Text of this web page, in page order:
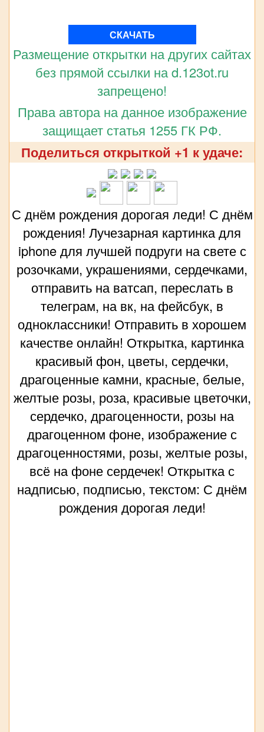
СКАЧАТЬ
Размещение открытки на других сайтах
без прямой ссылки на d.123ot.ru
запрещено!
Права автора на данное изображение
защищает статья 1255 ГК РФ.
Поделиться открыткой +1 к удаче:
С днём рождения дорогая леди! С днём
рождения! Лучезарная картинка для
iphone для лучшей подруги на свете с
розочками, украшениями, сердечками,
отправить на ватсап, переслать в
телеграм, на вк, на фейсбук, в
одноклассники! Отправить в хорошем
качестве онлайн! Открытка, картинка
красивый фон, цветы, сердечки,
драгоценные камни, красные, белые,
желтые розы, роза, красивые цветочки,
сердечко, драгоценности, розы на
драгоценном фоне, изображение с
драгоценностями, розы, желтые розы,
всё на фоне сердечек! Открытка с
надписью, подписью, текстом: С днём
рождения дорогая леди!